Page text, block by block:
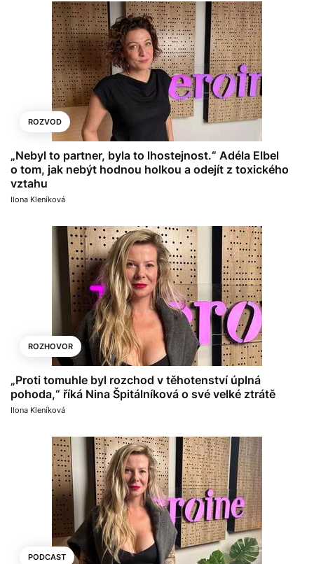
ROZVOD
„Nebyl to partner, byla to lhostejnost.“ Adéla Elbel
o tom, jak nebýt hodnou holkou a odejít z toxického
vztahu
Ilona Kleníková
ROZHOVOR
„Proti tomuhle byl rozchod v těhotenství úplná
pohoda,“ říká Nina Špitálníková o své velké ztrátě
Ilona Kleníková
PODCAST